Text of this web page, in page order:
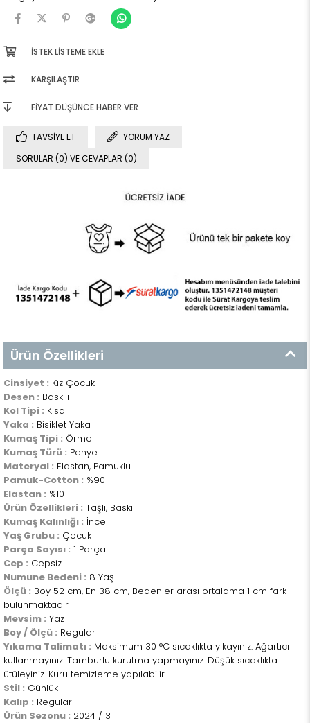
İSTEK LISTEME EKLE
KARŞILAŞTIR
FIYAT DÜŞÜNCE HABER VER
TAVSIYE ET
YORUM YAZ
SORULAR (0) VE CEVAPLAR (0)
Ürün Özellikleri
Cinsiyet : Kız Çocuk
Desen : Baskılı
Kol Tipi : Kısa
Yaka : Bisiklet Yaka
Kumaş Tipi : Örme
Kumaş Türü : Penye
Materyal : Elastan, Pamuklu
Pamuk-Cotton : %90
Elastan : %10
Ürün Özellikleri : Taşlı, Baskılı
Kumaş Kalınlığı : İnce
Yaş Grubu : Çocuk
Parça Sayısı : 1 Parça
Cep : Cepsiz
Numune Bedeni : 8 Yaş
Ölçü : Boy 52 cm, En 38 cm, Bedenler arası ortalama 1 cm fark
bulunmaktadır
Mevsim : Yaz
Boy / Ölçü : Regular
Yıkama Talimatı : Maksimum 30 °C sıcaklıkta yıkayınız. Ağartıcı
kullanmayınız. Tamburlu kurutma yapmayınız. Düşük sıcaklıkta
ütüleyiniz. Kuru temizleme yapılabilir.
Stil : Günlük
Kalıp : Regular
Ürün Sezonu : 2024 / 3